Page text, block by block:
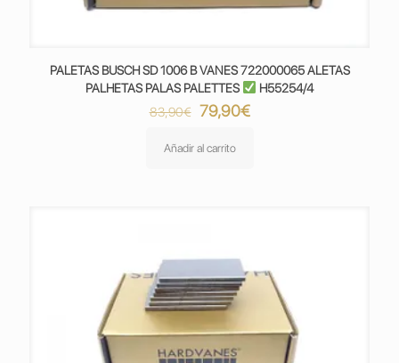
PALETAS BUSCH SD 1006 B VANES 722000065 ALETAS
PALHETAS PALAS PALETTES
H55254/4
83,90€ El
original
79,90€El
Añadir al carrito